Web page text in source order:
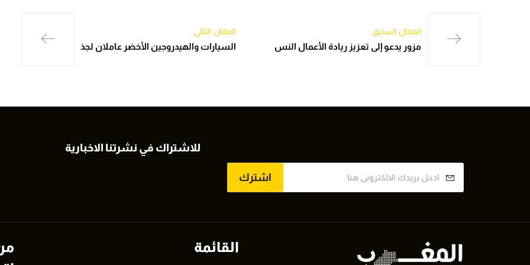
المقال السابق
مزور يدعو إلى تعزيز ريادة الأعمال النس
المقال التالي
السيارات والهيدروجين الأخضر عاملان لجذ
للاشتراك في نشرتنا الاخبارية
اشترك
القائمة